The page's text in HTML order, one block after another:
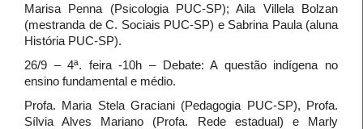
Marisa Penna (Psicologia PUC-SP); Aila Villela Bolzan
(mestranda de C. Sociais PUC-SP) e Sabrina Paula (aluna
História PUC-SP).
26/9 – 4ª. feira -10h – Debate: A questão indígena no
ensino fundamental e médio.
Profa. Maria Stela Graciani (Pedagogia PUC-SP), Profa.
Sílvia Alves Mariano (Profa. Rede estadual) e Marly